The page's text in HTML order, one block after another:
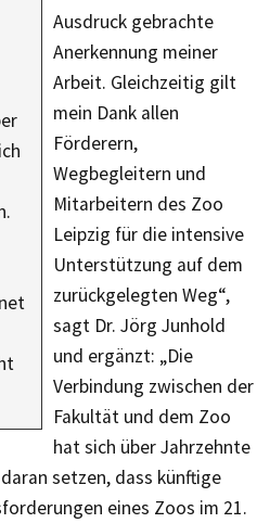
Ausdruck gebrachte
Anerkennung meiner
Arbeit. Gleichzeitig gilt
mein Dank allen
Förderern,
Wegbegleitern und
Mitarbeitern des Zoo
Leipzig für die intensive
Unterstützung auf dem
zurückgelegten Weg“,
sagt Dr. Jörg Junhold
und ergänzt: „Die
Verbindung zwischen der
Fakultät und dem Zoo
hat sich über Jahrzehnte
setzen, dass künftige
eines Zoos im 21.